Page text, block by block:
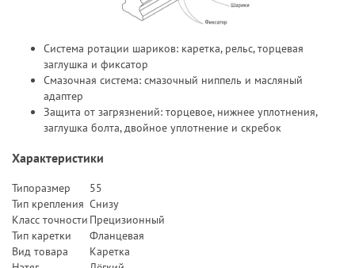
Система ротации шариков: каретка, рельс, торцевая
заглушка и фиксатор
Смазочная система: смазочный ниппель и масляный
адаптер
Защита от загрязнений: торцевое, нижнее уплотнения,
заглушка болта, двойное уплотнение и скребок
Характеристики
Типоразмер
55
Тип крепления Снизу
Класс точности Прецизионный
Тип каретки
Фланцевая
Вид товара
Каретка